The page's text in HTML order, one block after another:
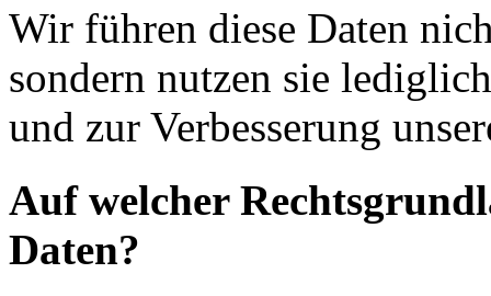
Wir führen diese Daten
sondern nutzen sie
und zur Verbesserung
Auf welcher
Daten?